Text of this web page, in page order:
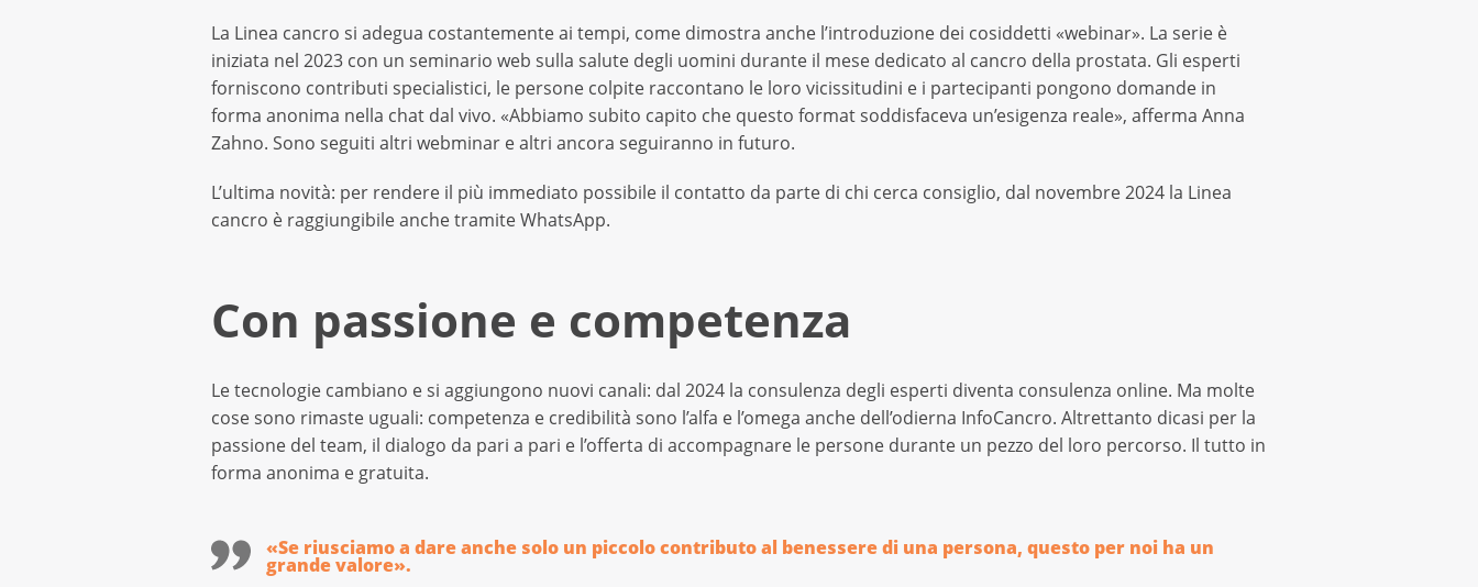
La Linea cancro si adegua costantemente ai tempi, come dimostra anche l’introduzione dei cosiddetti «webinar». La serie è
iniziata nel 2023 con un seminario web sulla salute degli uomini durante il mese dedicato al cancro della prostata. Gli esperti
forniscono contributi specialistici, le persone colpite raccontano le loro vicissitudini e i partecipanti pongono domande in
forma anonima nella chat dal vivo. «Abbiamo subito capito che questo format soddisfaceva un’esigenza reale», afferma Anna
Zahno. Sono seguiti altri webminar e altri ancora seguiranno in futuro.
L’ultima novità: per rendere il più immediato possibile il contatto da parte di chi cerca consiglio, dal novembre 2024 la Linea
cancro è raggiungibile anche tramite WhatsApp.
Con passione e competenza
Le tecnologie cambiano e si aggiungono nuovi canali: dal 2024 la consulenza degli esperti diventa consulenza online. Ma molte
cose sono rimaste uguali: competenza e credibilità sono l’alfa e l’omega anche dell’odierna InfoCancro. Altrettanto dicasi per la
passione del team, il dialogo da pari a pari e l’offerta di accompagnare le persone durante un pezzo del loro percorso. Il tutto in
forma anonima e gratuita.
«Se riusciamo a dare anche solo un piccolo contributo al benessere di una persona, questo per noi ha un
grande valore».